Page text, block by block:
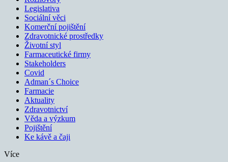
Legislativa
Sociální věci
Komerční pojištění
Zdravotnické prostředky
Životní styl
Farmaceutické firmy
Stakeholders
Covid
Adman´s Choice
Farmacie
Aktuality
Zdravotnictví
Věda a výzkum
Pojištění
Ke kávě a čaji
Více